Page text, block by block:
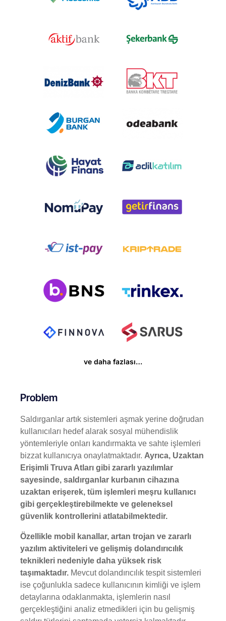
ve daha fazlası…
Problem
Saldırganlar artık sistemleri aşmak yerine doğrudan
kullanıcıları hedef alarak sosyal mühendislik
yöntemleriyle onları kandırmakta ve sahte işlemleri
bizzat kullanıcıya onaylatmaktadır. Ayrıca, Uzaktan
Erişimli Truva Atları gibi zararlı yazılımlar
sayesinde, saldırganlar kurbanın cihazına
uzaktan erişerek, tüm işlemleri meşru kullanıcı
gibi gerçekleştirebilmekte ve geleneksel
güvenlik kontrollerini atlatabilmektedir.
Özellikle mobil kanallar, artan trojan ve zararlı
yazılım aktiviteleri ve gelişmiş dolandırıcılık
teknikleri nedeniyle daha yüksek risk
taşımaktadır. Mevcut dolandırıcılık tespit sistemleri
ise çoğunlukla sadece kullanıcının kimliği ve işlem
detaylarına odaklanmakta, işlemlerin nasıl
gerçekleştiğini analiz etmedikleri için bu gelişmiş